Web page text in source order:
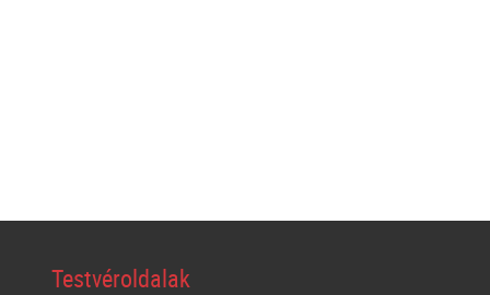
Testvéroldalak